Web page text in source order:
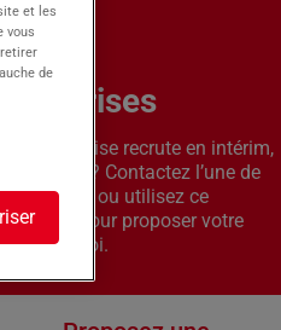
Entreprises
entreprise recrute en intérim,
ou CDI ? Contactez l’une de
agences ou utilisez ce
pour proposer votre
d’emploi.
et les
vous
de